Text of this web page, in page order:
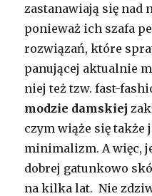
zastanawiają się nad
ponieważ ich szafa
rozwiązań, które
panującej aktualnie
niej też tzw. fast-
modzie damskiej
czym wiąże się
minimalizm. A więc,
dobrej gatunkowo
na kilka lat. Nie